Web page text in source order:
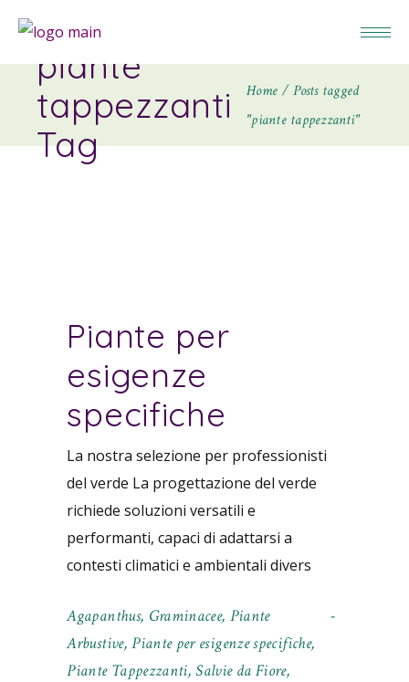
piante
tappezzanti
Tag
Home
Posts tagged
"piante tappezzanti"
Piante per
esigenze
specifiche
La nostra selezione per professionisti
del verde La progettazione del verde
richiede soluzioni versatili e
performanti, capaci di adattarsi a
contesti climatici e ambientali divers
Agapanthus, Graminacee, Piante
Arbustive,Piante per esigenze specifiche,
Piante Tappezzanti,Salvie da Fiore,